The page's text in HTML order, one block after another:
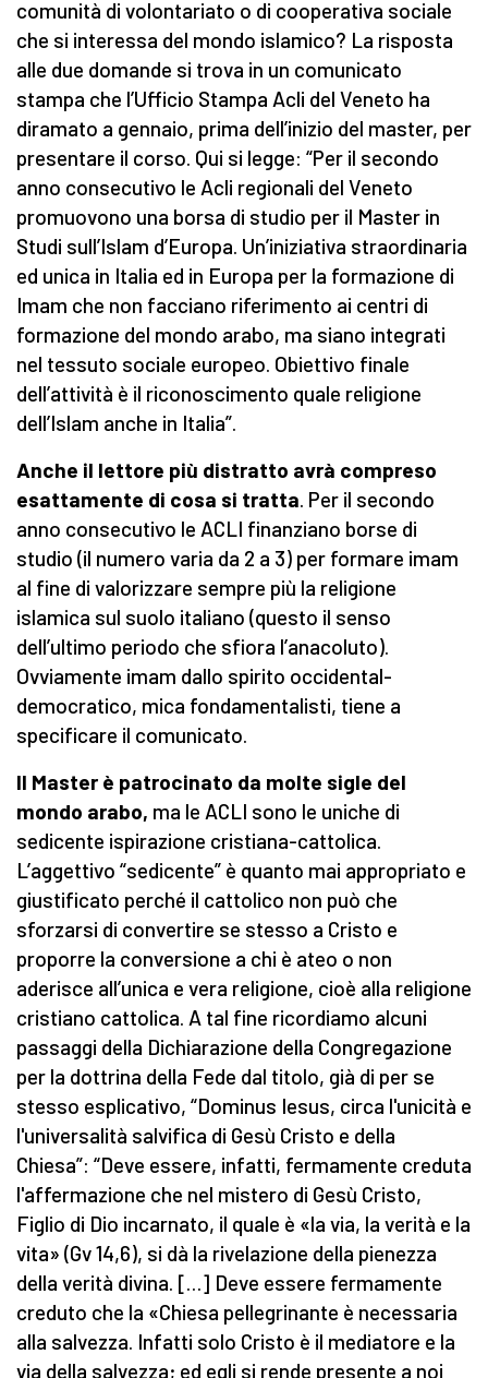
comunità di volontariato o di cooperativa sociale
che si interessa del mondo islamico? La risposta
alle due domande si trova in un comunicato
stampa che l’Ufficio Stampa Acli del Veneto ha
diramato a gennaio, prima dell’inizio del master, per
presentare il corso. Qui si legge: “Per il secondo
anno consecutivo le Acli regionali del Veneto
promuovono una borsa di studio per il Master in
Studi sull’Islam d’Europa. Un’iniziativa straordinaria
ed unica in Italia ed in Europa per la formazione di
Imam che non facciano riferimento ai centri di
formazione del mondo arabo, ma siano integrati
nel tessuto sociale europeo. Obiettivo finale
dell’attività è il riconoscimento quale religione
dell’Islam anche in Italia”.
Anche il lettore più distratto avrà compreso
esattamente di cosa si tratta. Per il secondo
anno consecutivo le ACLI finanziano borse di
studio (il numero varia da 2 a 3) per formare imam
al fine di valorizzare sempre più la religione
islamica sul suolo italiano (questo il senso
dell’ultimo periodo che sfiora l’anacoluto).
Ovviamente imam dallo spirito occidental-
democratico, mica fondamentalisti, tiene a
specificare il comunicato.
Il Master è patrocinato da molte sigle del
mondo arabo, ma le ACLI sono le uniche di
sedicente ispirazione cristiana-cattolica.
L’aggettivo “sedicente” è quanto mai appropriato e
giustificato perché il cattolico non può che
sforzarsi di convertire se stesso a Cristo e
proporre la conversione a chi è ateo o non
aderisce all’unica e vera religione, cioè alla religione
cristiano cattolica. A tal fine ricordiamo alcuni
passaggi della Dichiarazione della Congregazione
per la dottrina della Fede dal titolo, già di per se
stesso esplicativo, “Dominus Iesus, circa l'unicità e
l'universalità salvifica di Gesù Cristo e della
Chiesa”: “Deve essere, infatti, fermamente creduta
l'affermazione che nel mistero di Gesù Cristo,
Figlio di Dio incarnato, il quale è «la via, la verità e la
vita» (Gv 14,6), si dà la rivelazione della pienezza
della verità divina. […] Deve essere fermamente
creduto che la «Chiesa pellegrinante è necessaria
alla salvezza. Infatti solo Cristo è il mediatore e la
via della salvezza; ed egli si rende presente a noi